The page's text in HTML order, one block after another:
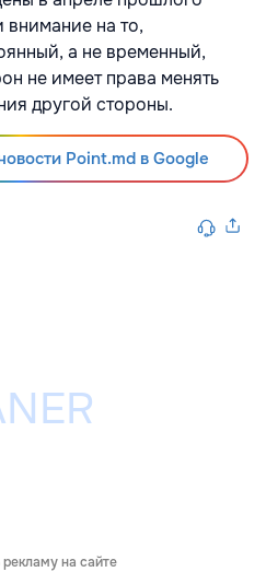
на то,
а не временный,
не имеет права менять
другой стороны.
Point.md в Google
рекламу на сайте